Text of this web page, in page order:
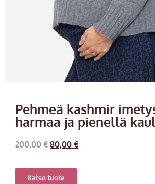
Pehmeä kashmir
harmaa ja pienellä
200,00€ 80,00 €
Katso tuote